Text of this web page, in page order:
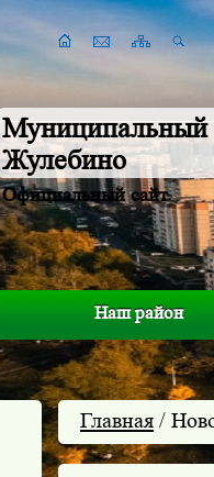
Муниципальный
Жулебино
Официальный сайт
Наш район
Главная /